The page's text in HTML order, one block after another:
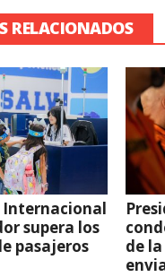
RELACIONADOS
supera los
pasajeros
de